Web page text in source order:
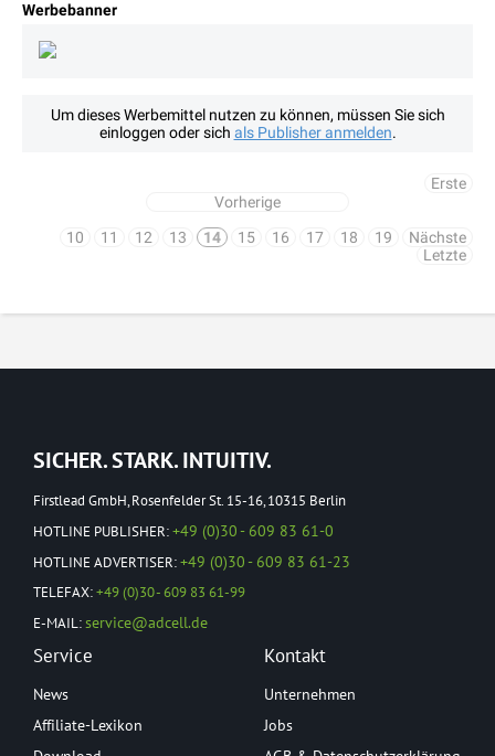
Werbebanner
Um dieses Werbemittel nutzen zu können, müssen Sie sich
einloggen oder sich als Publisher anmelden.
Erste
Vorherige
10
11 12 13 14 15 16 17 18 19
Nächste
Letzte
SICHER. STARK. INTUITIV.
Firstlead GmbH, Rosenfelder St. 15-16, 10315 Berlin
HOTLINE PUBLISHER:+49 (0)30 - 609 83 61-0
HOTLINE ADVERTISER:+49 (0)30 - 609 83 61-23
TELEFAX:+49 (0)30 - 609 83 61-99
E-MAIL:service@adcell.de
Service
News
Affiliate-Lexikon
Kontakt
Unternehmen
Jobs